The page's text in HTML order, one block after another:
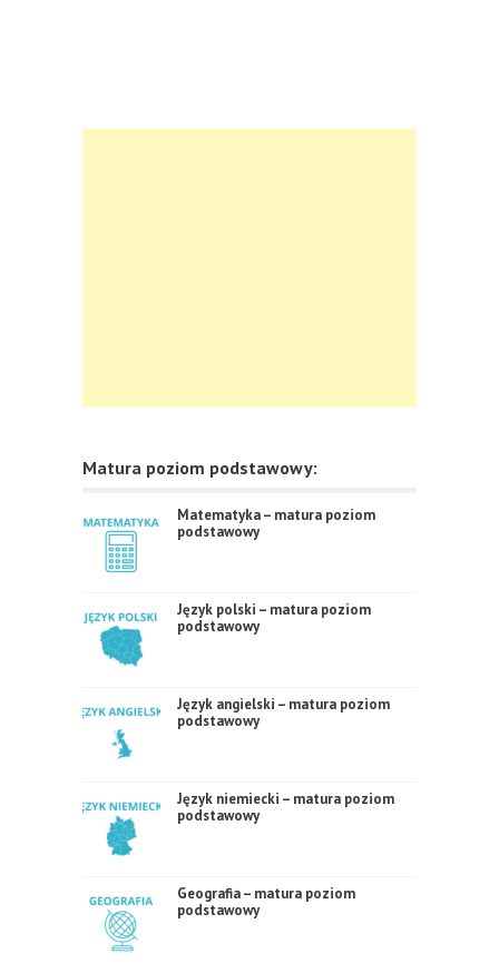
Matura poziom podstawowy:
Matematyka – matura poziom
podstawowy
Język polski – matura poziom
podstawowy
Język angielski – matura poziom
podstawowy
Język niemiecki – matura poziom
podstawowy
Geografia – matura poziom
podstawowy